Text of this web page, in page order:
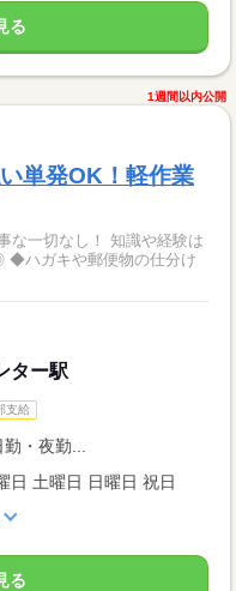
る
1週間以内公開
単発OK！軽作業
ター駅
支給
・夜勤...
日 土曜日 日曜日 祝日
る